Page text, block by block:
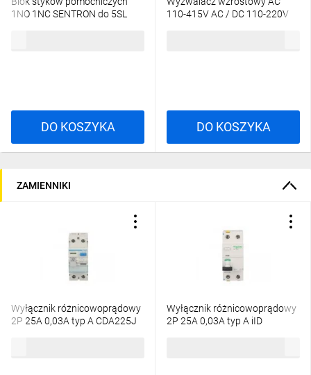
Standardowe wyłączniki różnicowoprądowe serii 5SV wymagają
Bezpieczeństwo, na które Cię stać
1NO 1NC SENTRON do 5SL
DO KOSZYKA
110-415V AC / DC 110-220V
DO KOSZYKA
ZAMIENNIKI
Wyłącznik różnicowoprądowy
2P 25A 0,03A typ A CDA225J
Wyłącznik różnicowoprądowy
2P 25A 0,03A typ A iID